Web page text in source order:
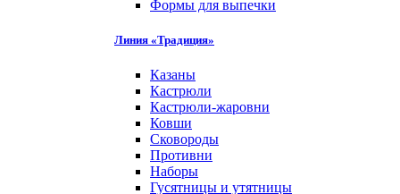
Формы для выпечки
Линия «Традиция»
Казаны
Кастрюли
Кастрюли-жаровни
Ковши
Сковороды
Противни
Наборы
Гусятницы и утятницы